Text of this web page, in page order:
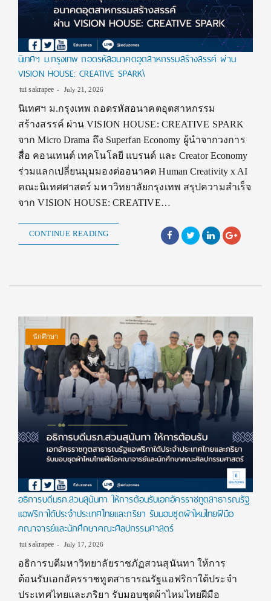
นิเทศฯ ม.กรุงเทพ ถอดรหัสอนาคตอุตสาหกรรมสร้างสรรค์ ผ่าน
VISION HOUSE: CREATIVE SPARK\
tui sakrapee July 21, 2026
นิเทศฯ ม.กรุงเทพ ถอดรหัสอนาคตอุตสาหกรรม
สร้างสรรค์ ผ่าน VISION HOUSE: CREATIVE SPARK
จาก Micro Drama ถึง Superfan Economy ผู้นำจากวงการ
สื่อ คอนเทนต์ เทคโนโลยี แบรนด์ และ Creator Economy
ร่วมแลกเปลี่ยนมุมมองต่ออนาคต Human Creativity x AI
คณะนิเทศศาสตร์ มหาวิทยาลัยกรุงเทพ สรุปความสำเร็จ
จาก VISION HOUSE: CREATIVE…
CONTINUE READING
นักศึกษา
อธิการบดีมรภ.สวนสุนันทา ให้การต้อนรับเอกอัครราชทูตสาธารณรัฐ
แอฟริกาใต้ประจำประเทศไทยและภริยา รับมอบชุดผ้าไหมไทยฝีมือ
คณาจารย์และนักศึกษาคณะศิลปกรรมศาสตร์
tui sakrapee July 17, 2026
อธิการบดีมหาวิทยาลัยราชภัฏสวนสุนันทา ให้การ
ต้อนรับเอกอัครราชทูตสาธารณรัฐแอฟริกาใต้ประจำ
ประเทศไทยและภริยา รับมอบชุดผ้าไหมไทยฝีมือ